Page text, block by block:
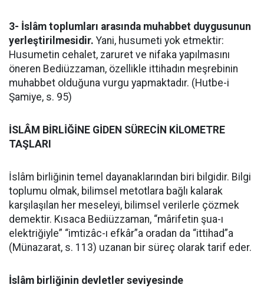
3- İslâm toplumları arasında muhabbet duygusunun
yerleştirilmesidir. Yani, husumeti yok etmektir:
Husumetin cehalet, zaruret ve nifaka yapılmasını
öneren Bediüzzaman, özellikle ittihadın meşrebinin
muhabbet olduğuna vurgu yapmaktadır. (Hutbe-i
Şamiye, s. 95)
İSLÂM BİRLİĞİNE GİDEN SÜRECİN KİLOMETRE
TAŞLARI
İslâm birliğinin temel dayanaklarından biri bilgidir. Bilgi
toplumu olmak, bilimsel metotlara bağlı kalarak
karşılaşılan her meseleyi, bilimsel verilerle çözmek
demektir. Kısaca Bediüzzaman, “mârifetin şua-ı
elektriğiyle” “imtizâc-ı efkâr”a oradan da “ittihad”a
(Münazarat, s. 113) uzanan bir süreç olarak tarif eder.
İslâm birliğinin devletler seviyesinde